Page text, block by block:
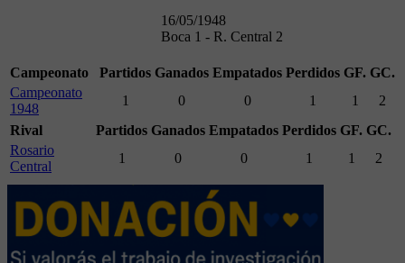
16/05/1948
Boca 1 - R. Central 2
Campeonato Partidos Ganados Empatados Perdidos GF. GC.
Campeonato
1948
1 0 0 1 1
2
Rival
Partidos Ganados Empatados Perdidos GF. GC.
Rosario
Central
1 0 0 1 1 2